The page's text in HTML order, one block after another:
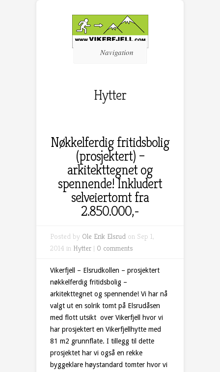
Navigation
Hytter
Nøkkelferdig fritidsbolig
(prosjektert) –
arkitekttegnet og
spennende! Inkludert
selveiertomt fra
2.850.000,-
Posted by Ole Erik Elsrud on Sep 1,
2014 in Hytter | 0 comments
Vikerfjell – Elsrudkollen – prosjektert
nøkkelferdig fritidsbolig –
arkitekttegnet og spennende! Vi har nå
valgt ut en solrik tomt på Elsrudåsen
med flott utsikt over Vikerfjell hvor vi
har prosjektert en Vikerfjellhytte med
81 m2 grunnflate. I tillegg til dette
prosjektet har vi også en rekke
byggeklare høystandard tomter hvor vi